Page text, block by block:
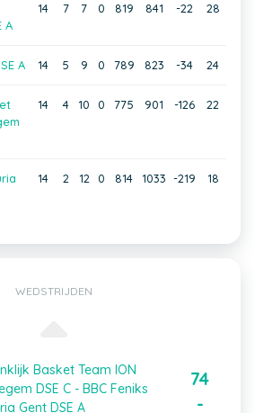
A
14 7 7 0 819 841 -22 28
A 14 5 9 0 789 823 -34 24
14 4 10 0 775 901 -126 22
14 2 12 0 814 1033 -219 18
WEDSTRIJDEN
Basket Team ION
DSE C - BBC Feniks
Gent DSE A
74
-